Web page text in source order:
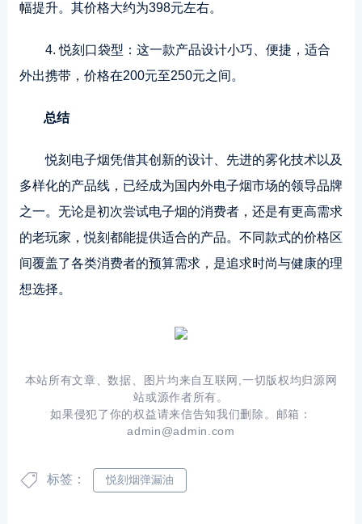
幅提升。其价格大约为398元左右。
4. 悦刻口袋型：这一款产品设计小巧、便捷，适合
外出携带，价格在200元至250元之间。
总结
悦刻电子烟凭借其创新的设计、先进的雾化技术以及
多样化的产品线，已经成为国内外电子烟市场的领导品牌
之一。无论是初次尝试电子烟的消费者，还是有更高需求
的老玩家，悦刻都能提供适合的产品。不同款式的价格区
间覆盖了各类消费者的预算需求，是追求时尚与健康的理
想选择。
本站所有文章、数据、图片均来自互联网,一切版权均归源网
站或源作者所有。
如果侵犯了你的权益请来信告知我们删除。邮箱：
admin@admin.com
标签： 悦刻烟弹漏油